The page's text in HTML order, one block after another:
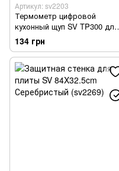
Артикул: sv2203
Термометр цифровой
кухонный щуп SV TP300 для
горячих и холодных блюд
-50-300°C 14 см (sv2203)
134 грн